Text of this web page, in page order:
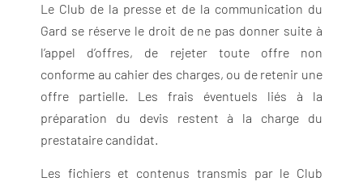
Le Club de la presse et de la communication du
Gard se réserve le droit de ne pas donner suite à
l’appel d’offres, de rejeter toute offre non
conforme au cahier des charges, ou de retenir une
offre partielle. Les frais éventuels liés à la
préparation du devis restent à la charge du
prestataire candidat.
Les fichiers et contenus transmis par le Club